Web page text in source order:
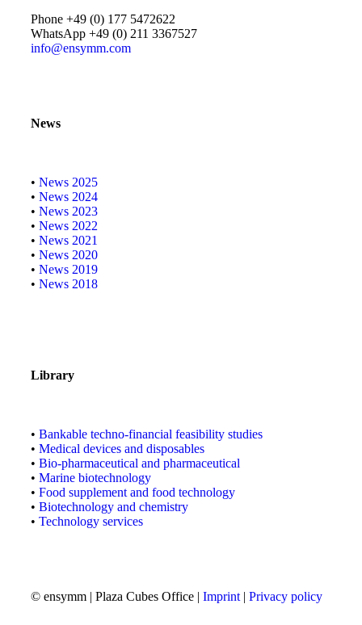
Phone +49 (0) 177 5472622
WhatsApp +49 (0) 211 3367527
info@ensymm.com
News
• News 2025
• News 2024
• News 2023
• News 2022
• News 2021
• News 2020
• News 2019
• News 2018
Library
• Bankable techno-financial feasibility studies
• Medical devices and disposables
• Bio-pharmaceutical and pharmaceutical
• Marine biotechnology
• Food supplement and food technology
• Biotechnology and chemistry
• Technology services
© ensymm | Plaza Cubes Office | Imprint | Privacy policy